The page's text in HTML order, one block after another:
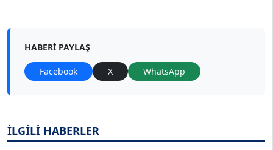
HABERI PAYLAŞ
Facebook X WhatsApp
İLGİLİ HABERLER